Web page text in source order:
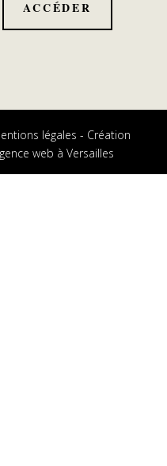
légales - Création
web à Versailles